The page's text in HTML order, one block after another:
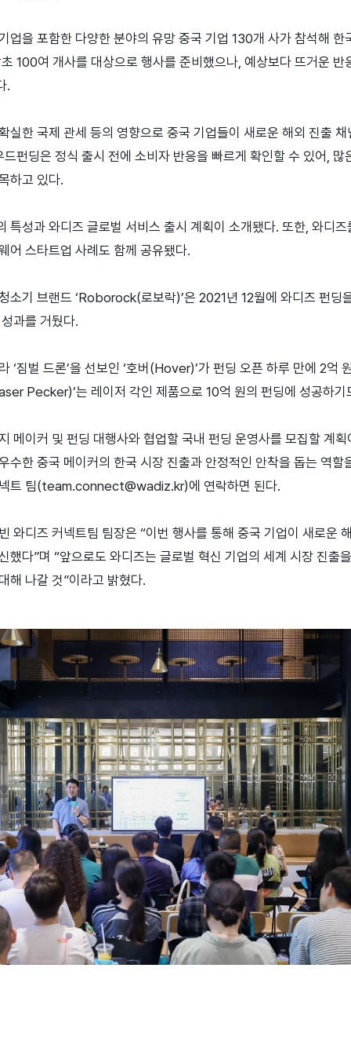
업을 포함한 다양한 분야의 유망 중국 기업 130개 사가 참석해 한
100여 개사를 대상으로 행사를 준비했으나, 예상보다 뜨거운 반
.
실한 국제 관세 등의 영향으로 중국 기업들이 새로운 해외 진출
펀딩은 정식 출시 전에 소비자 반응을 빠르게 확인할 수 있어, 많
하고 있다.
특성과 와디즈 글로벌 서비스 출시 계획이 소개됐다. 또한, 와디
어 스타트업 사례도 함께 공유됐다.
소기 브랜드 ‘Roborock(로보락)’은 2021년 12월에 와디즈 펀딩
과를 거뒀다.
‘짐벌 드론’을 선보인 ‘호버(Hover)’가 펀딩 오픈 하루 만에 2억
Pecker)’는 레이저 각인 제품으로 10억 원의 펀딩에 성공하기
메이커 및 펀딩 대행사와 협업할 국내 펀딩 운영사를 모집할 계
수한 중국 메이커의 한국 시장 진출과 안정적인 안착을 돕는 역할
트 팀(team.connect@wadiz.kr)에 연락하면 된다.
와디즈 커넥트팀 팀장은 “이번 행사를 통해 중국 기업이 새로운
했다”며 “앞으로도 와디즈는 글로벌 혁신 기업의 세계 시장 진출
해 나갈 것”이라고 밝혔다.